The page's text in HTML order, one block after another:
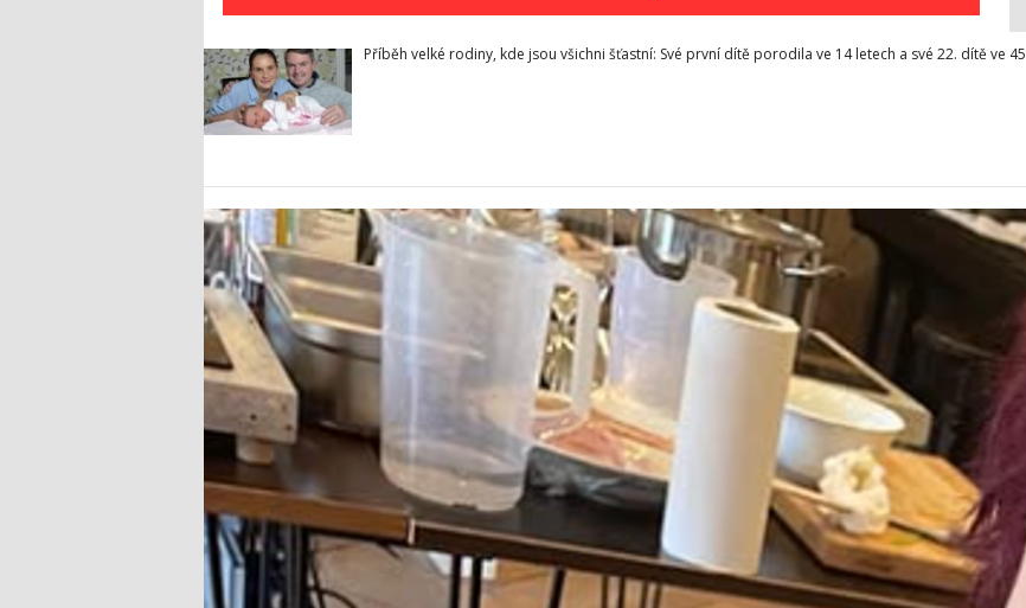
Příběh velké rodiny, kde jsou všichni šťastní: Své první dítě porodila ve 14 letech a své 22. dítě ve 45